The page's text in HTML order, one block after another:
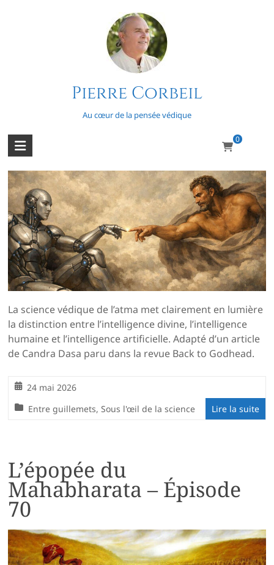
Pierre Corbeil
Au cœur de la pensée védique
0
IA vs IAtma (1/2)
La science védique de l’atma met clairement en lumière
la distinction entre l’intelligence divine, l’intelligence
humaine et l’intelligence artificielle. Adapté d’un article
de Candra Dasa paru dans la revue Back to Godhead.
24 mai 2026
Entre guillemets, Sous l'œil de la science Lire la suite
L’épopée du
Mahabharata – Épisode
70